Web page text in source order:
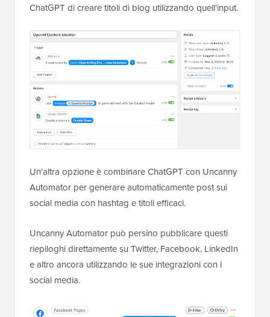
ChatGPT di creare titoli di blog utilizzando quell'input.
Un'altra opzione è combinare ChatGPT con Uncanny
Automator per generare automaticamente post sui
social media con hashtag e titoli efficaci.
Uncanny Automator può persino pubblicare questi
riepiloghi direttamente su Twitter, Facebook, LinkedIn
e altro ancora utilizzando le sue integrazioni con i
social media.